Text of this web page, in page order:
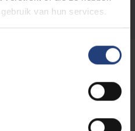
van hun services.